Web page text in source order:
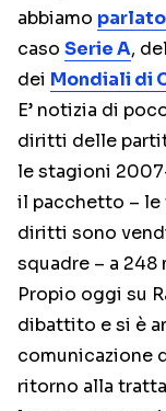
abbiamo
caso Serie A,
dei Mondiali di
E’ notizia di
diritti delle
le stagioni
il pacchetto –
diritti sono
squadre – a
Propio oggi su
dibattito e si è
comunicazione
ritorno alla